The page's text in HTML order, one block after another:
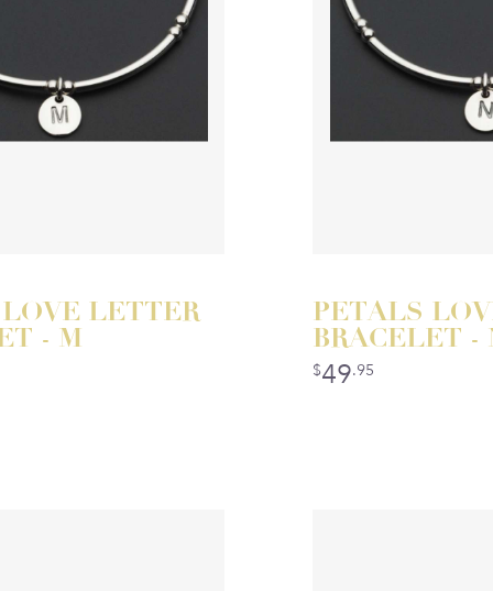
LETTER
- M
PETALS
BRACELET -
$49.95